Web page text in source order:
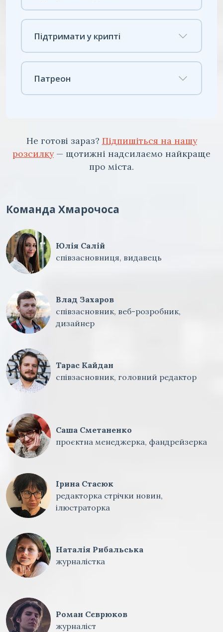
Підтримати у крипті
Патреон
Не готові зараз? Підпишіться на нашу
розсилку— щотижні надсилаємо найкраще
про міста.
Команда Хмарочоса
Юлія Салій
співзасновниця, видавець
Влад Захаров
співзасновник, веб-розробник,
дизайнер
Тарас Кайдан
співзасновник, головний редактор
Саша Сметаненко
проєктна менеджерка, фандрейзерка
Ірина Стасюк
редакторка стрічки новин,
ілюстраторка
Наталія Рибальська
журналістка
Роман Сєврюков
журналіст